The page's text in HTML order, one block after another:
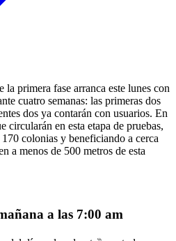
la primera fase arranca este lunes con
cuatro semanas: las primeras dos
dos ya contarán con usuarios. En
circularán en esta etapa de pruebas,
colonias y beneficiando a cerca
a menos de 500 metros de esta
a las 7:00 am